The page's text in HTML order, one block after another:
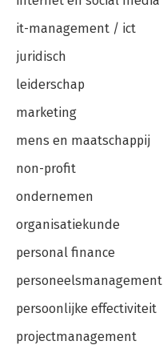
it-management / ict
juridisch
leiderschap
marketing
mens en maatschappij
non-profit
ondernemen
organisatiekunde
personal finance
personeelsmanagement
persoonlijke effectiviteit
projectmanagement